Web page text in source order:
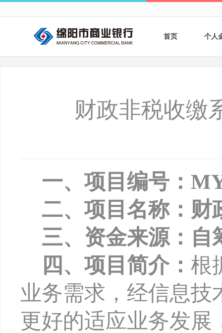
首页 个人
银
财政非税收缴
一、项目编号：
二、项目名称：财
三、资金来源：自
四、项目简介： 根
业务需求，经信息技
更好的适应业务发展